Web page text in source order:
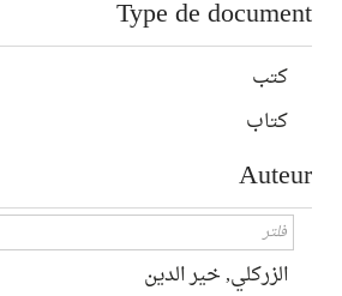
Type de document
كتب
كتاب
Auteur
الزركلي, خير الدين